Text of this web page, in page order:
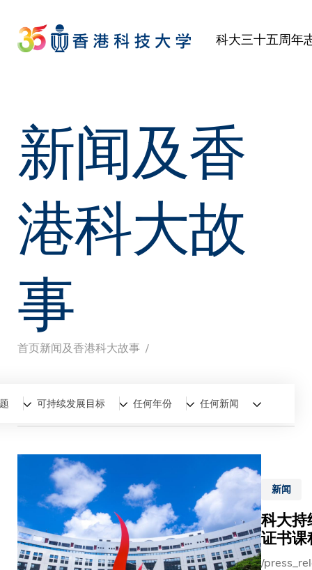
main
content
科大三十五周年
新闻及香
港科大故
事
面
包
屑
首页新闻及香港科大故事
全部新闻香港科大故事
可持续发展目标 任何年份 任何新闻
新闻
科大持
证书课
/